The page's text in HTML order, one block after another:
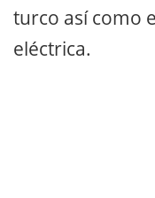
turco así como
eléctrica.